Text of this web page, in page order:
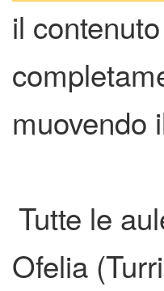
il
muovendo
Tutte le
Ofelia